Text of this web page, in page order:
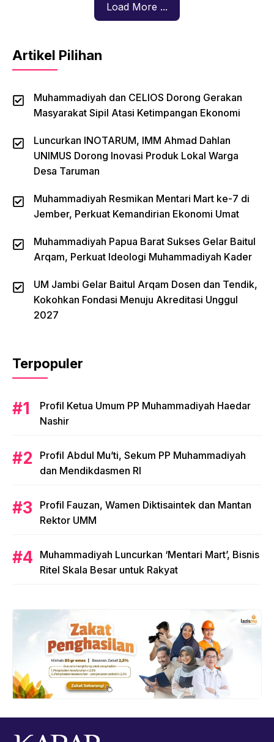
Load More ...
Artikel Pilihan
Muhammadiyah dan CELIOS Dorong Gerakan
Masyarakat Sipil Atasi Ketimpangan Ekonomi
Luncurkan INOTARUM, IMM Ahmad Dahlan
UNIMUS Dorong Inovasi Produk Lokal Warga
Desa Taruman
Muhammadiyah Resmikan Mentari Mart ke-7 di
Jember, Perkuat Kemandirian Ekonomi Umat
Muhammadiyah Papua Barat Sukses Gelar Baitul
Arqam, Perkuat Ideologi Muhammadiyah Kader
UM Jambi Gelar Baitul Arqam Dosen dan Tendik,
Kokohkan Fondasi Menuju Akreditasi Unggul
2027
Terpopuler
Profil Ketua Umum PP Muhammadiyah Haedar
Nashir
Profil Abdul Mu’ti, Sekum PP Muhammadiyah
dan Mendikdasmen RI
Profil Fauzan, Wamen Diktisaintek dan Mantan
Rektor UMM
Muhammadiyah Luncurkan ‘Mentari Mart’, Bisnis
Ritel Skala Besar untuk Rakyat